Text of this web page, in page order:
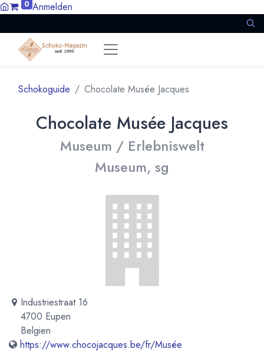
0 Anmelden
Schokoguide Chocolate Musée Jacques
Chocolate Musée Jacques
Museum / Erlebniswelt
Museum, sg
Industriestraat 16
4700 Eupen
Belgien
https://www.chocojacques.be/fr/Musée